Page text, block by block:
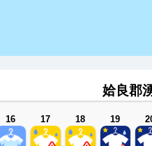
姶良郡
16 17 18 19